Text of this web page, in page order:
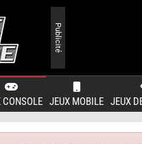
CONSOLE JEUX MOBILE JEUX
Publicité